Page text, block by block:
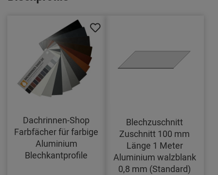
Dachrinnen-Shop
Farbfächer für farbige
Aluminium
Blechkantprofile
Blechzuschnitt
Zuschnitt 100 mm
Länge 1 Meter
Aluminium walzblank
0,8 mm (Standard)